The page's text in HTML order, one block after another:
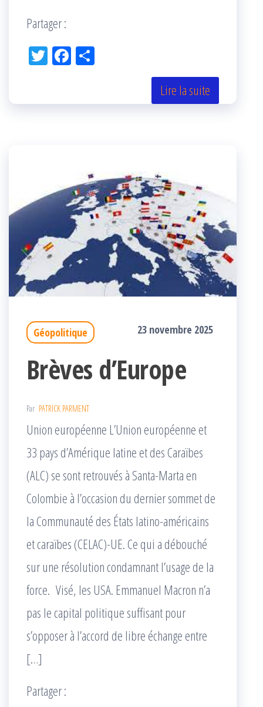
Partager :
Tw Fac
k r
Lire la suite
Géopolitique 23 novembre 2025
Brèves d’Europe
Par PATRICK PARMENT
Union européenne L’Union européenne et
33 pays d’Amérique latine et des Caraïbes
(ALC) se sont retrouvés à Santa-Marta en
Colombie à l’occasion du dernier sommet de
la Communauté des États latino-américains
et caraïbes (CELAC)-UE. Ce qui a débouché
sur une résolution condamnant l’usage de la
force. Visé, les USA. Emmanuel Macron n’a
pas le capital politique suffisant pour
s’opposer à l’accord de libre échange entre
[…]
Partager :